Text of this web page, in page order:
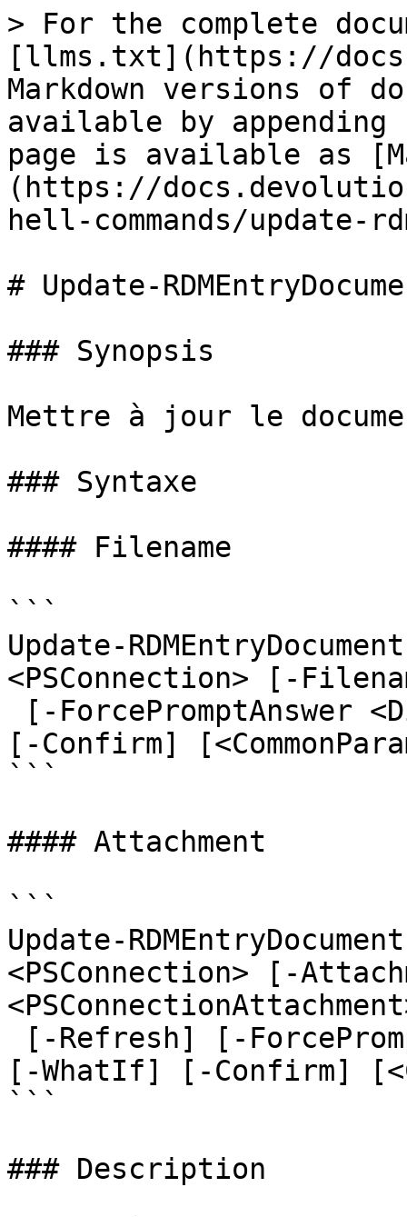
> For the complete
[llms.txt](https://
Markdown versions of
available by
page is available as
(https://
hell-commands/update-
# Update-
### Synopsis
Mettre à jour le
### Syntaxe
#### Filename
```
Update-
<PSConnection> [-
[-Confirm]
```
#### Attachment
```
Update-
<PSConnection> [-
[-WhatIf] [-Confirm]
```
### Description